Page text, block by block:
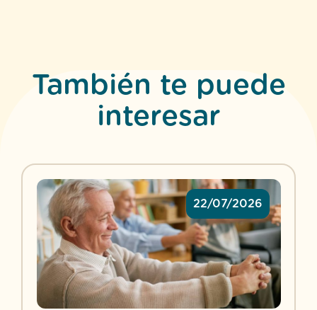
También te puede
interesar
22/07/2026